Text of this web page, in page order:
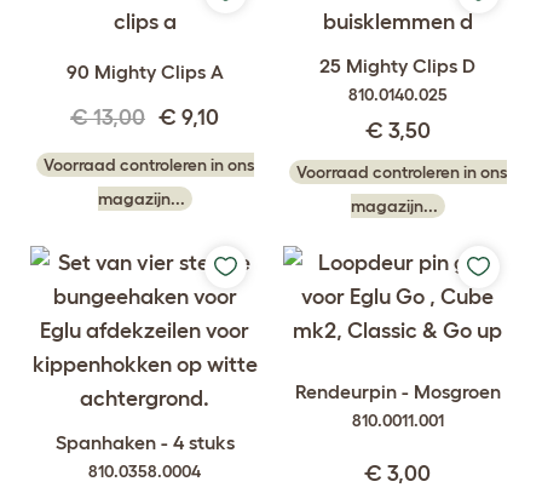
90 Mighty Clips A
€ 13,00 € 9,10
Voorraad controleren in ons
magazijn...
25 Mighty Clips D
810.0140.025
€ 3,50
Voorraad controleren in ons
magazijn...
Spanhaken - 4 stuks
810.0358.0004
Rendeurpin - Mosgroen
810.0011.001
€ 3,00